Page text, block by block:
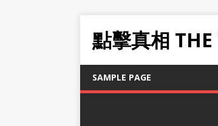
點擊真相
SAMPLE PAGE